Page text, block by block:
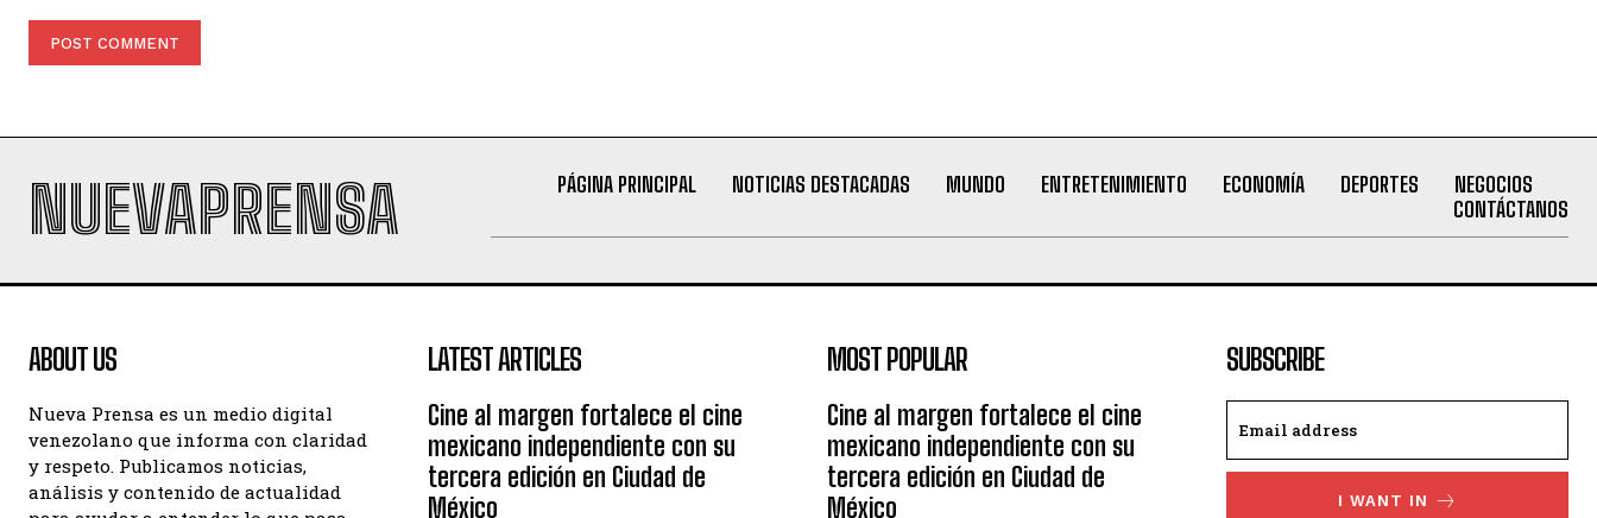
NUEVAPRENSA PÁGINA PRINCIPAL NOTICIAS DESTACADAS MUNDO ENTRETENIMIENTO ECONOMÍA DEPORTES
NEGOCIOS
CONTÁCTANOS
ABOUT US
Nueva Prensa es un medio digital
venezolano que informa con claridad
y respeto. Publicamos noticias,
análisis y contenido de actualidad
LATEST ARTICLES
Cine al margen fortalece el cine
mexicano independiente con su
tercera edición en Ciudad de
México
MOST POPULAR
Cine al margen fortalece el cine
mexicano independiente con su
tercera edición en Ciudad de
México
SUBSCRIBE
I WANT IN